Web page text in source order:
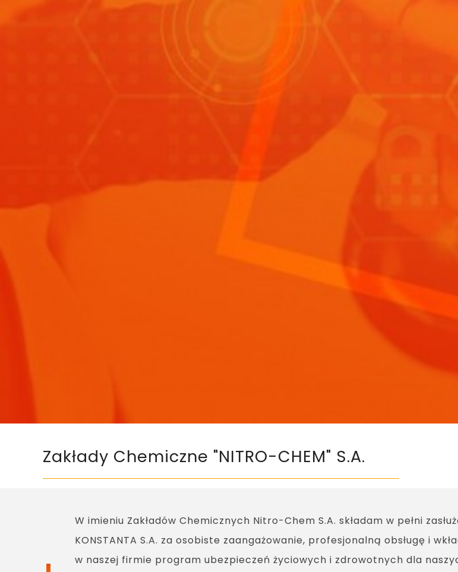
Zakłady Chemiczne "NITRO-CHEM" S.A.
W imieniu Zakładów Chemicznych Nitro-Chem S.A. składam w pełni
KONSTANTA S.A. za osobiste zaangażowanie, profesjonalną obsługę i
w naszej firmie program ubezpieczeń życiowych i zdrowotnych dla